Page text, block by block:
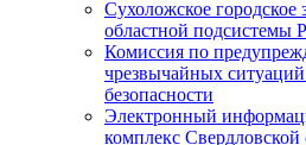
Сухоложское городское
областной подсистемы
Комиссия по
чрезвычайных
безопасности
Электронный
комплекс Cвердловской